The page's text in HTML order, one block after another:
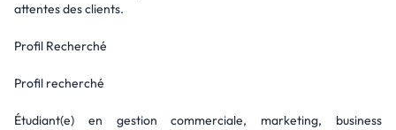
attentes des clients.
Profil Recherché
Profil recherché
Étudiant(e) en gestion commerciale, marketing, business